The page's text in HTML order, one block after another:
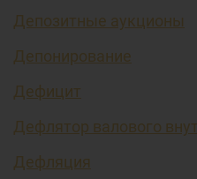
Депозитные аукционы
Депонирование
Дефицит
Дефлятор валового
Дефляция